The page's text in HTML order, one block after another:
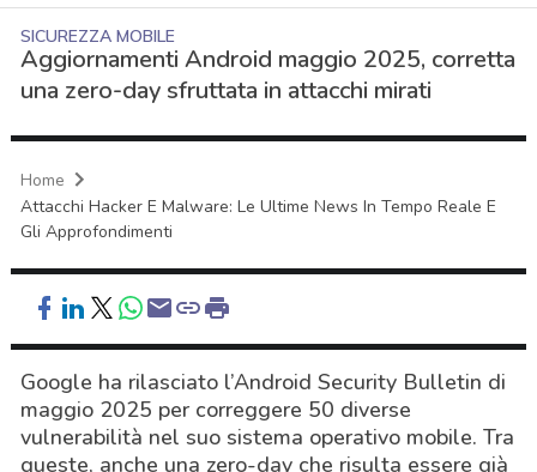
SICUREZZA MOBILE
Aggiornamenti Android maggio 2025, corretta
una zero-day sfruttata in attacchi mirati
Home
Attacchi Hacker E Malware: Le Ultime News In Tempo Reale E
Gli Approfondimenti
Google ha rilasciato l’Android Security Bulletin di
maggio 2025 per correggere 50 diverse
vulnerabilità nel suo sistema operativo mobile. Tra
queste, anche una zero-day che risulta essere già